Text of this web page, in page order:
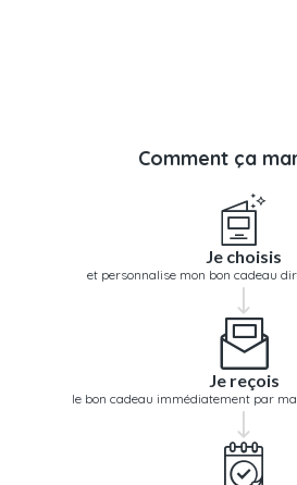
Comment ça
Je choisis
et personnalise mon bon cadeau
Je reçois
le bon cadeau immédiatement par